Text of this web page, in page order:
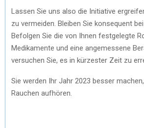
Lassen Sie uns also die Initiative
zu vermeiden. Bleiben Sie konsequent
Befolgen Sie die von Ihnen festgelegte
Medikamente und eine angemessene
versuchen Sie, es in kürzester Zeit zu
Sie werden Ihr Jahr 2023 besser
Rauchen aufhören.